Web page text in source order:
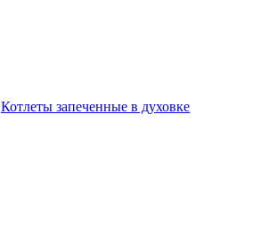
Котлеты запеченные в духовке